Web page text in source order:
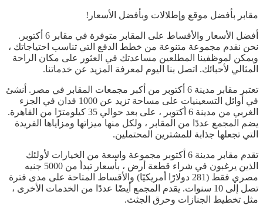
مقابر بأفضل موقع وإطلالات وبأفضل الأسعار!
أفضل الأسعار والأقساط على المقابر متوفرة في مقابر 6 أكتوبر.
نحن نقدم مجموعة متنوعة من خطط الدفع التي تناسب احتياجاتك ،
ويمكن لموظفينا المطلعين مساعدتك في العثور على مكان الراحة
المثالي لأحبائك. اتصل بنا اليوم لمعرفة المزيد عن خدماتنا.
تعتبر مقابر مدينة 6 أكتوبر من أكبر مجمعات المقابر في مصر. أنشئ
في أوائل التسعينيات على مساحة تزيد عن 1000 فدان في الجزء
الغربي من مدينة 6 أكتوبر ، على بعد حوالي 35 كيلومترًا من القاهرة.
يضم المجمع عددًا من المقابر ، ولكل منها ميزاتها ومزاياها الفريدة
التي تجعلها جذابة للمشترين المحتملين.
تقدم مقابر مدينة 6 أكتوبر مجموعة واسعة من الخيارات لأولئك
الذين يرغبون في شراء قطعة أرض ، بأسعار تبدأ من 5000 جنيه
مصري فقط (281 دولارًا أمريكيًا) والأقساط المتاحة على مدى فترة
تصل إلى 10 سنوات. يقدم المجمع أيضًا عددًا من الخدمات الأخرى ،
مثل تخطيط الجنازات وحرق الجثث.